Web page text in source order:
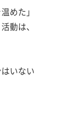
めた」
動は、
いない